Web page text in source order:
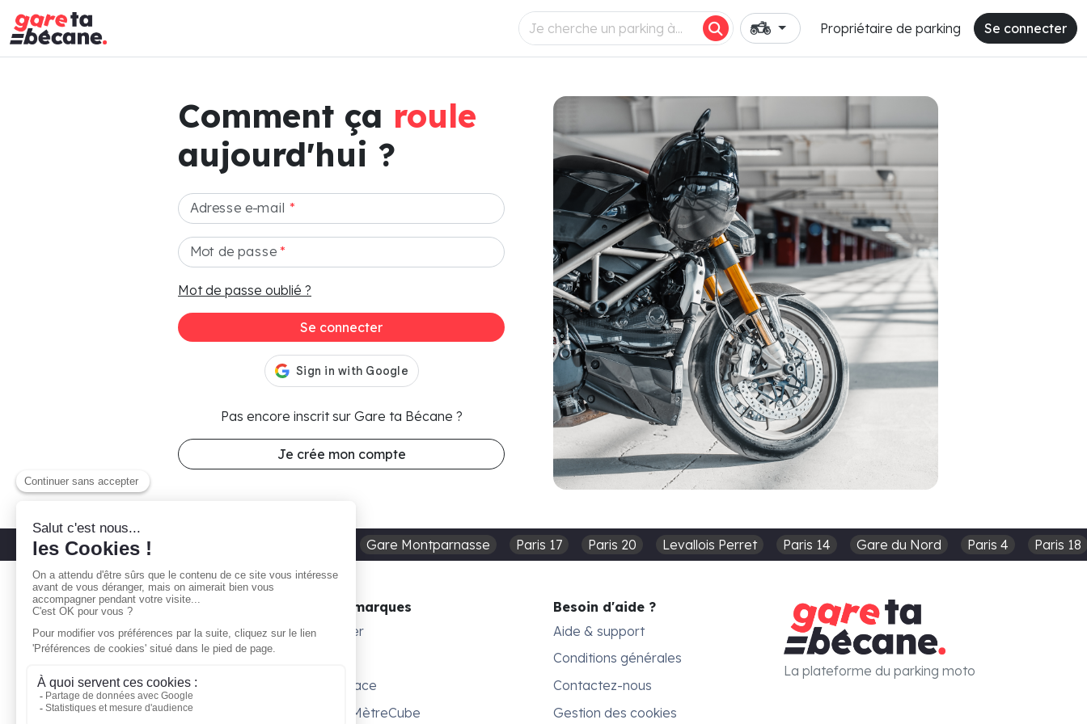
Propriétaire de parking Se connecter
Comment ça roule
aujourd'hui ?
Adresse e-mail *
Mot de passe*
Mot de passe oublié ?
Se connecter
Pas encore inscrit sur Gare ta Bécane ?
Je crée mon compte
Découvrez nos parkings moto Gare Montparnasse Paris 17 Paris 20 Levallois Perret Paris 14 Gare du Nord Paris 4 Paris 18
Gare ta Bécane
À propos
Comment ça marche ?
Je suis propriétaire
Blog
Nos marques
Subter
Surplace
PetitMètreCube
Besoin d'aide ?
Aide & support
Conditions générales
Contactez-nous
Gestion des cookies
La plateforme du parking moto